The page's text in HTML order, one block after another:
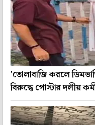
'তোলাবাজি করলে
বিরুদ্ধে পোস্টার দলীয়